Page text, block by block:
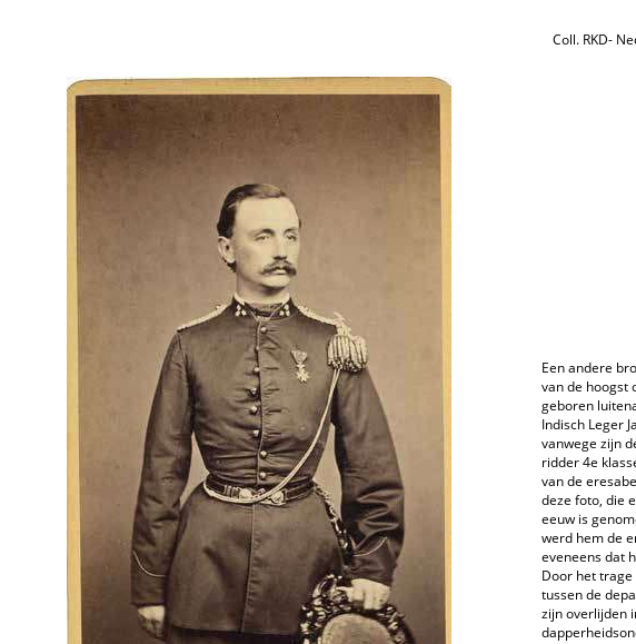
Coll. RKD-
Een andere
van de hoogst
geboren
Indisch Leger
vanwege zijn
ridder 4e
van de
deze foto, die
eeuw is
werd hem de
eveneens dat
Door het
tussen de
zijn overlijden